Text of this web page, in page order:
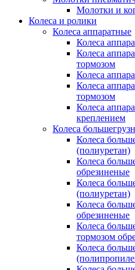
Молотки и
Колеса и ролики
Колеса аппаратные
Колеса
Колеса
тормозом
Колеса
Колеса
тормозом
Колеса
креплением
Колеса
Колеса
(полиуретан)
Колеса
обрезиненые
Колеса
(полиуретан)
Колеса
обрезиненые
Колеса
тормозом
Колеса